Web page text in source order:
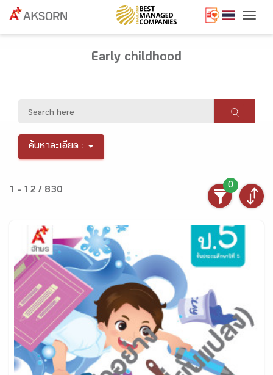
Early childhood
ค้นหาละเอียด :
1 - 12 / 830
0